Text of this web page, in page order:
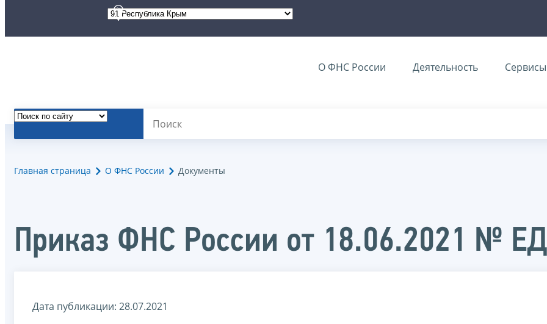
О ФНС России Деятельность Сервисы
Главная страница О ФНС России Документы
Приказ ФНС России от 18.06.2021 №
Дата публикации: 28.07.2021